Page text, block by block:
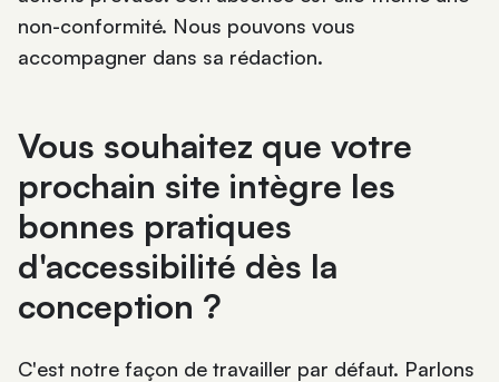
non-conformité. Nous pouvons vous
accompagner dans sa rédaction.
Vous souhaitez que votre
prochain site intègre les
bonnes pratiques
d'accessibilité dès la
conception ?
C'est notre façon de travailler par défaut. Parlons